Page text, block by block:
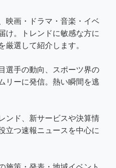
映画・ドラマ・音楽・イベ
け。トレンドに敏感な方に
厳選して紹介します。
選手の動向、スポーツ界の
リーに発信。熱い瞬間を逃
ンド、新サービスや決算情
立つ速報ニュースを中心に